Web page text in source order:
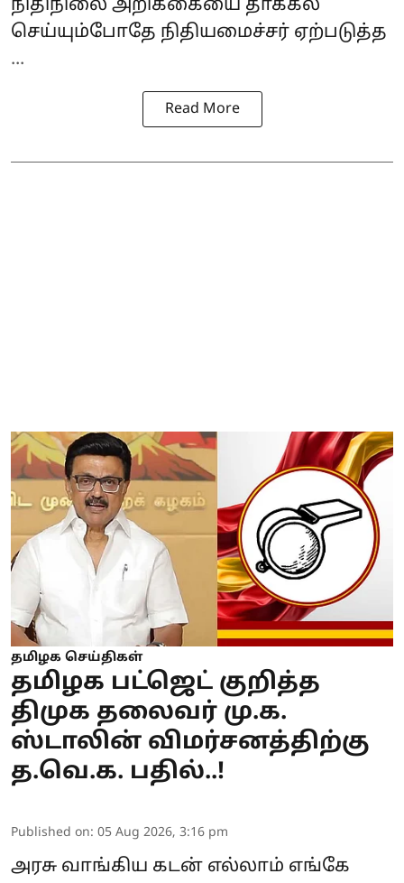
நிதிநிலை அறிக்கையை தாக்கல்
செய்யும்போதே நிதியமைச்சர் ஏற்படுத்த
...
Read More
தமிழக செய்திகள்
தமிழக பட்ஜெட் குறித்த
திமுக தலைவர் மு.க.
ஸ்டாலின் விமர்சனத்திற்கு
த.வெ.க. பதில்..!
Published on: 05 Aug 2026, 3:16 pm
அரசு வாங்கிய கடன் எல்லாம் எங்கே